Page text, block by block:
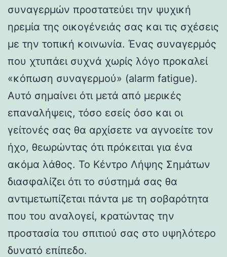
συναγερμών προστατεύει την ψυχική
ηρεμία της οικογένειάς σας και τις σχέσεις
με την τοπική κοινωνία. Ένας συναγερμός
που χτυπάει συχνά χωρίς λόγο προκαλεί
«κόπωση συναγερμού» (alarm fatigue).
Αυτό σημαίνει ότι μετά από μερικές
επαναλήψεις, τόσο εσείς όσο και οι
γείτονές σας θα αρχίσετε να αγνοείτε τον
ήχο, θεωρώντας ότι πρόκειται για ένα
ακόμα λάθος. Το Κέντρο Λήψης Σημάτων
διασφαλίζει ότι το σύστημά σας θα
αντιμετωπίζεται πάντα με τη σοβαρότητα
που του αναλογεί, κρατώντας την
προστασία του σπιτιού σας στο υψηλότερο
δυνατό επίπεδο.